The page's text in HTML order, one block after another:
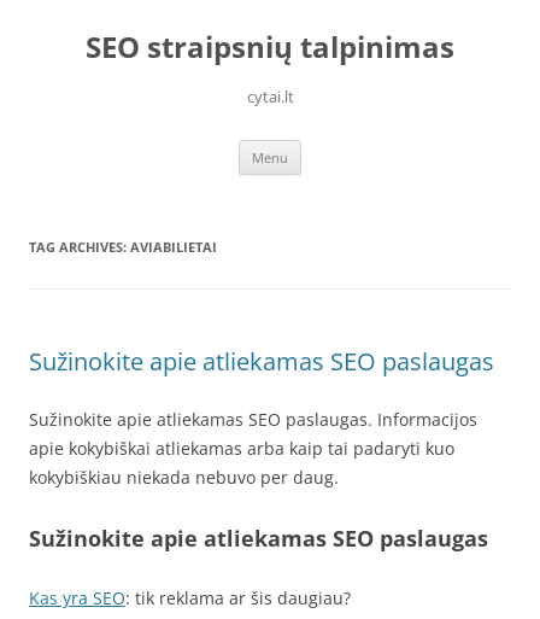
contentSEO straipsnių talpinimas
cytai.lt
Menu
TAG ARCHIVES: AVIABILIETAI
Sužinokite apie atliekamas SEO paslaugas
Sužinokite apie atliekamas SEO paslaugas. Informacijos
apie kokybiškai atliekamas arba kaip tai padaryti kuo
kokybiškiau niekada nebuvo per daug.
Sužinokite apie atliekamas SEO paslaugas
Kas yra SEO: tik reklama ar šis daugiau?